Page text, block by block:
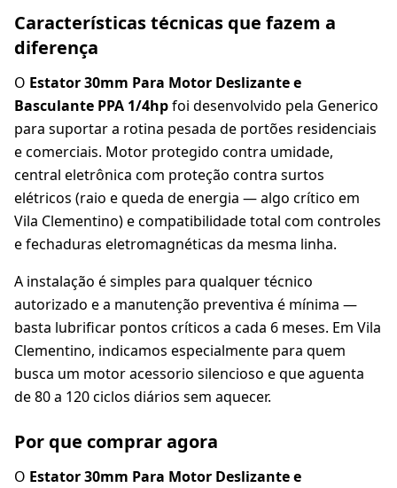
Características técnicas que fazem a
diferença
O Estator 30mm Para Motor Deslizante e
Basculante PPA 1/4hpfoi desenvolvido pela Generico
para suportar a rotina pesada de portões residenciais
e comerciais. Motor protegido contra umidade,
central eletrônica com proteção contra surtos
elétricos (raio e queda de energia — algo crítico em
Vila Clementino) e compatibilidade total com controles
e fechaduras eletromagnéticas da mesma linha.
A instalação é simples para qualquer técnico
autorizado e a manutenção preventiva é mínima —
basta lubrificar pontos críticos a cada 6 meses. Em Vila
Clementino, indicamos especialmente para quem
busca um motor acessorio silencioso e que aguenta
de 80 a 120 ciclos diários sem aquecer.
Por que comprar agora
O Estator 30mm Para Motor Deslizante e